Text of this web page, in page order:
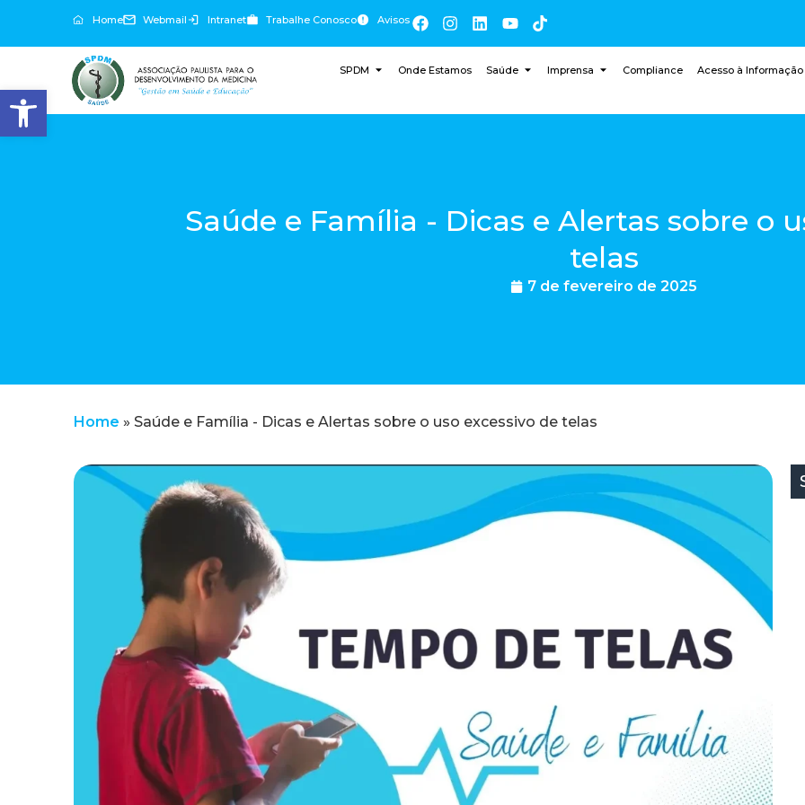
Abrir a barra de ferramentas
Home Webmail Intranet Trabalhe Conosco Avisos
SPDM Onde Estamos Saúde Imprensa Compliance Acesso à Informação
Saúde e Família - Dicas e Alertas sobre o
telas
7 de fevereiro de 2025
Home » Saúde e Família - Dicas e Alertas sobre o uso excessivo de telas